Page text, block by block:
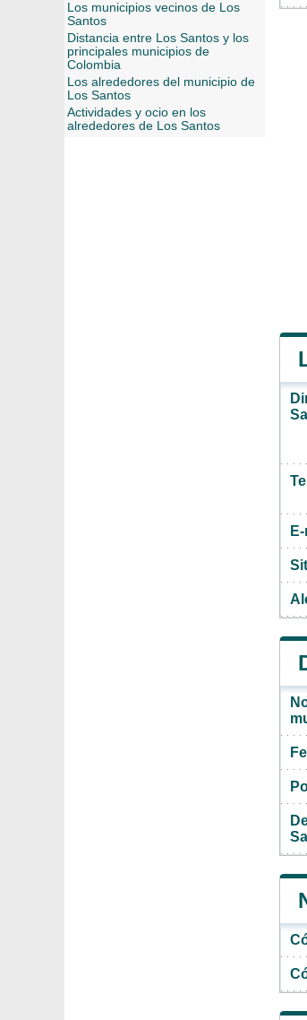
Los municipios vecinos de Los
Santos
Distancia entre Los Santos y los
principales municipios de
Colombia
Los alrededores del municipio de
Los Santos
Actividades y ocio en los
alrededores de Los Santos